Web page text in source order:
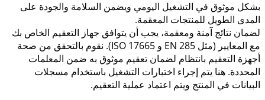
بشكل موثوق في التشغيل اليومي ويضمن السلامة والجودة على
المدى الطويل للمنتجات المعقمة.
لضمان نتائج آمنة ومعقمة، يجب أن يتوافق جهاز التعقيم الخاص بك
مع المعايير (مثل EN 285 و ISO 17665). نقوم بالتحقق من صحة
أجهزة التعقيم بانتظام لضمان تعقيم موثوق به ضمن المعلمات
المحددة. هنا يتم إجراء اختبارات التشغيل باستخدام مسجلات
البيانات في المنتج ويتم اعتماد عملية التعقيم.